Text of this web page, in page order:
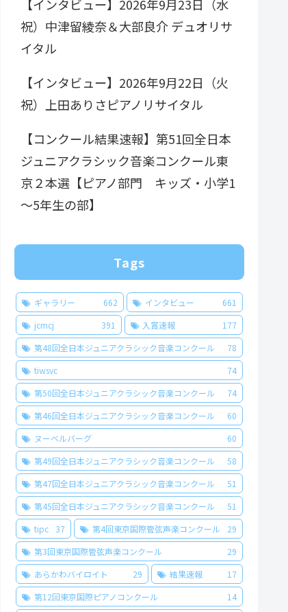
【インタビュー】2026年9月23日（水
祝）中津留綾奈＆大部良介 デュオリサ
イタル
【インタビュー】2026年9月22日（火
祝）上田ありさピアノリサイタル
【コンクール結果速報】第51回全日本
ジュニアクラシック音楽コンクール東
京２本選【ピアノ部門 キッズ・小学1
～5年生の部】
Tags
ギャラリー 662 インタビュー
661
jcmcj
391 入賞速報
177
第48回全日本ジュニアクラシック音楽コンクール
78
tiwsvc
74
第50回全日本ジュニアクラシック音楽コンクール
74
第46回全日本ジュニアクラシック音楽コンクール
60
ヌーベルバーグ
60
第49回全日本ジュニアクラシック音楽コンクール
58
第47回全日本ジュニアクラシック音楽コンクール
51
第45回全日本ジュニアクラシック音楽コンクール
51
tipc
37 第4回東京国際管弦声楽コンクール
29
第3回東京国際管弦声楽コンクール
29
あらかわバイロイト
29 結果速報
17
第12回東京国際ピアノコンクール
14